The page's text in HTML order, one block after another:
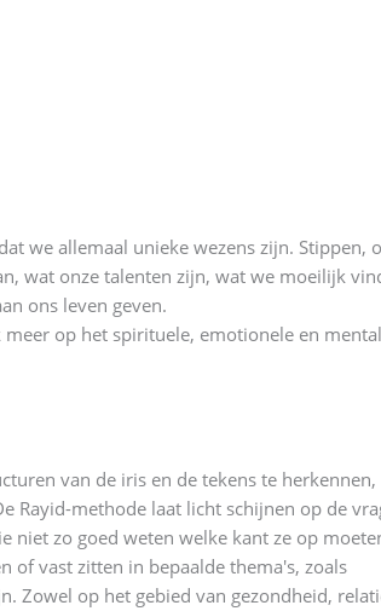
we allemaal unieke wezens zijn. Stippen,
wat onze talenten zijn, wat we moeilijk
ons leven geven.
op het spirituele, emotionele en
van de iris en de tekens te
Rayid-methode laat licht schijnen op de
zo goed weten welke kant ze op
of vast zitten in bepaalde thema's, zoals
Zowel op het gebied van gezondheid,